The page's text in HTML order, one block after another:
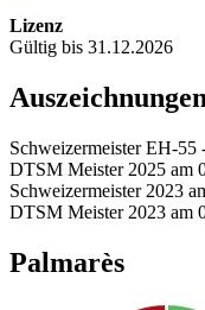
Lizenz
Gültig bis 31.12.2026
Auszeichnungen
Schweizermeister EH-55
DTSM Meister 2025 am
Schweizermeister 2023
DTSM Meister 2023 am
Palmarès